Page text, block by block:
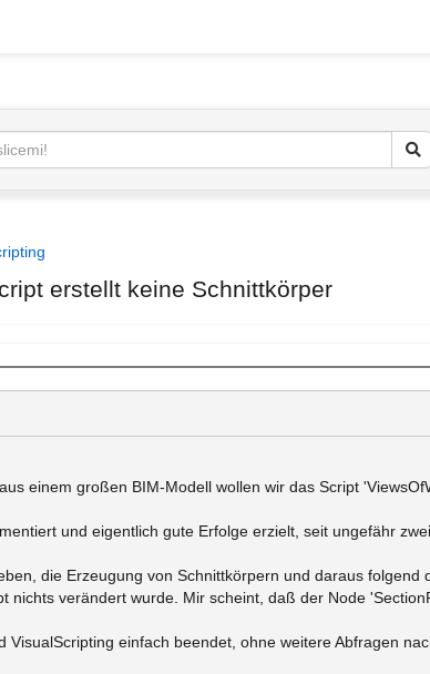
erstellt keine Schnittkörper
einem großen BIM-Modell wollen wir das Script
und eigentlich gute Erfolge erzielt, seit ungefähr
die Erzeugung von Schnittkörpern und daraus folgend
nichts verändert wurde. Mir scheint, daß der Node
VisualScripting einfach beendet, ohne weitere Abfragen